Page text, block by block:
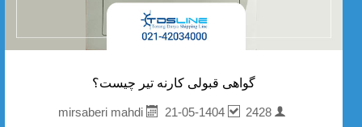
گواهی قبولی کارنه تیر چیست؟
mirsaberi mahdi
21-05-1404 2428